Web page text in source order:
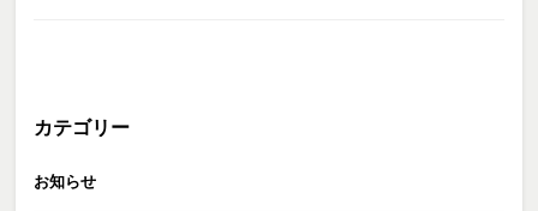
カテゴリー
お知らせ